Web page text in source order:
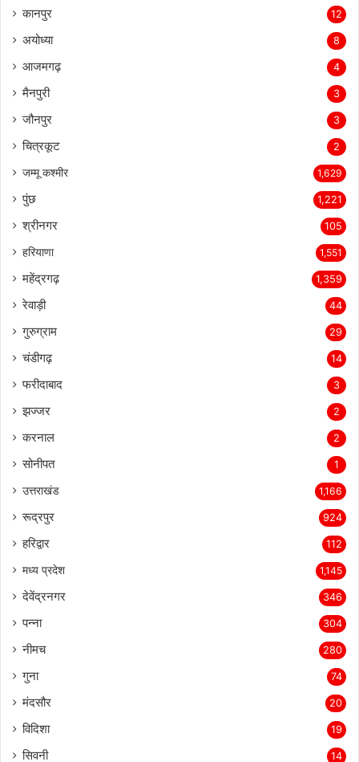
प्रतापगढ़ 12
कानपुर 12
अयोध्या 8
आजमगढ़ 4
मैनपुरी 3
जौनपुर 3
चित्रकूट 2
जम्मू कश्मीर 1,629
पुंछ 1,221
श्रीनगर 105
हरियाणा 1,551
महेंद्रगढ़ 1,359
रेवाड़ी 44
गुरुग्राम 29
चंडीगढ़ 14
फरीदाबाद 3
झज्जर 2
करनाल 2
सोनीपत 1
उत्तराखंड 1,166
रूद्रपुर 924
हरिद्वार 112
मध्य प्रदेश 1,145
देवेंद्रनगर 346
पन्ना 304
नीमच 280
गुना 74
मंदसौर 20
विदिशा 19